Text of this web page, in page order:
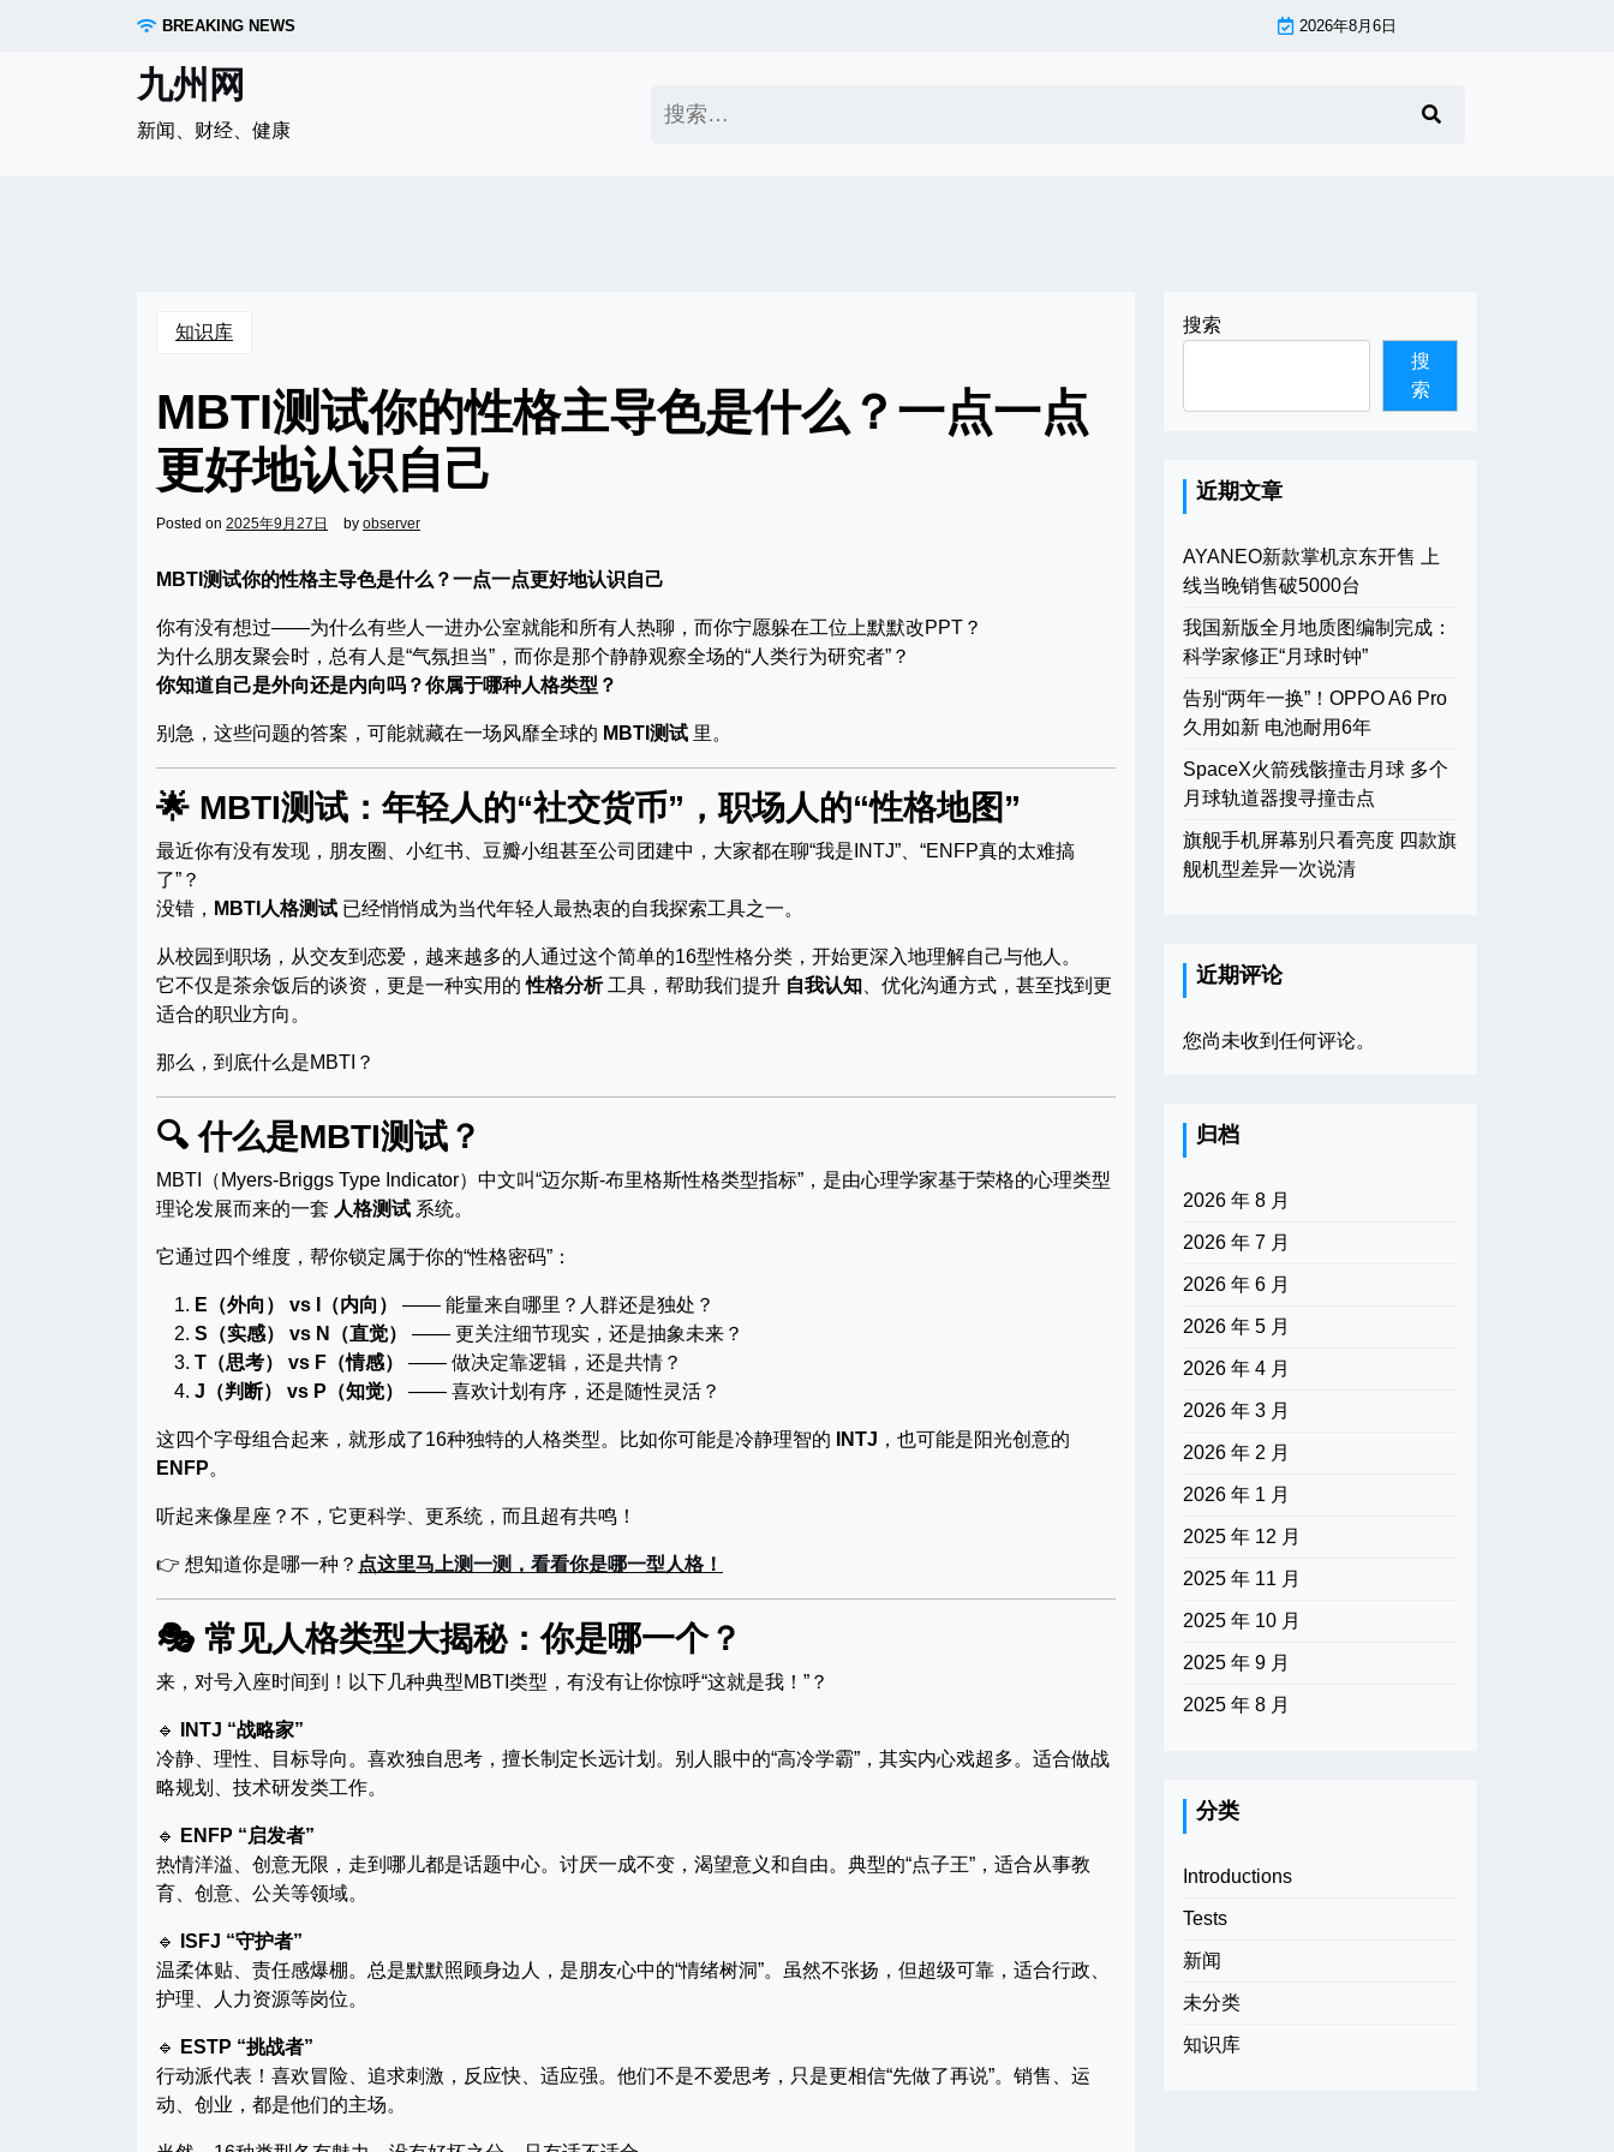
BREAKING NEWS 2026年8月6日
九州网
新闻、财经、健康
索：
知识库
MBTI测试你的性格主导色是什么？一点一点
更好地认识自己
Posted on 2025年9月27日 by observer
MBTI测试你的性格主导色是什么？一点一点更好地认识自己
你有没有想过——为什么有些人一进办公室就能和所有人热聊，而你宁愿躲在工位上默默改PPT？
为什么朋友聚会时，总有人是“气氛担当”，而你是那个静静观察全场的“人类行为研究者”？
你知道自己是外向还是内向吗？你属于哪种人格类型？
别急，这些问题的答案，可能就藏在一场风靡全球的 MBTI测试 里。
🌟 MBTI测试：年轻人的“社交货币”，职场人的“性格地图”
最近你有没有发现，朋友圈、小红书、豆瓣小组甚至公司团建中，大家都在聊“我是INTJ”、“ENFP真的太难搞
了”？
没错， MBTI人格测试 已经悄悄成为当代年轻人最热衷的自我探索工具之一。
从校园到职场，从交友到恋爱，越来越多的人通过这个简单的16型性格分类，开始更深入地理解自己与他人。
它不仅是茶余饭后的谈资，更是一种实用的性格分析工具，帮助我们提升 自我认知 、优化沟通方式，甚至找到更
适合的职业方向。
那么，到底什么是MBTI？
🔍 什么是MBTI测试？
MBTI（Myers-Briggs Type Indicator）中文叫“迈尔斯-布里格斯性格类型指标”，是由心理学家基于荣格的心理类型
理论发展而来的一套 人格测试 系统。
它通过四个维度，帮你锁定属于你的“性格密码”：
E（外向） vs I（内向）
—— 能量来自哪里？人群还是独处？
S（实感） vs N（直觉）
—— 更关注细节现实，还是抽象未来？
T（思考） vs F（情感）
—— 做决定靠逻辑，还是共情？
J（判断） vs P（知觉）
—— 喜欢计划有序，还是随性灵活？
这四个字母组合起来，就形成了16种独特的人格类型。比如你可能是冷静理智的 INTJ ，也可能是阳光创意的
ENFP。
听起来像星座？不，它更科学、更系统，而且超有共鸣！
👉 想知道你是哪一种？ 点这里马上测一测，看看你是哪一型人格！
🎭 常见人格类型大揭秘：你是哪一个？
来，对号入座时间到！以下几种典型MBTI类型，有没有让你惊呼“这就是我！”？
🔹
INTJ “战略家”
冷静、理性、目标导向。喜欢独自思考，擅长制定长远计划。别人眼中的“高冷学霸”，其实内心戏超多。适合做战
略规划、技术研发类工作。
🔹
ENFP “启发者”
热情洋溢、创意无限，走到哪儿都是话题中心。讨厌一成不变，渴望意义和自由。典型的“点子王”，适合从事教
育、创意、公关等领域。
🔹
ISFJ “守护者”
温柔体贴、责任感爆棚。总是默默照顾身边人，是朋友心中的“情绪树洞”。虽然不张扬，但超级可靠，适合行政、
护理、人力资源等岗位。
🔹
ESTP “挑战者”
行动派代表！喜欢冒险、追求刺激，反应快、适应强。他们不是不爱思考，只是更相信“先做了再说”。销售、运
动、创业，都是他们的主场。
搜索
搜
索
近期文章
AYANEO新款掌机京东开售 上
线当晚销售破5000台
我国新版全月地质图编制完成：
科学家修正“月球时钟”
告别“两年一换”！OPPO A6 Pro
久用如新 电池耐用6年
SpaceX火箭残骸撞击月球 多个
月球轨道器搜寻撞击点
旗舰手机屏幕别只看亮度 四款旗
舰机型差异一次说清
近期评论
您尚未收到任何评论。
归档
2026 年 8 月
2026 年 7 月
2026 年 6 月
2026 年 5 月
2026 年 4 月
2026 年 3 月
2026 年 2 月
2026 年 1 月
2025 年 12 月
2025 年 11 月
2025 年 10 月
2025 年 9 月
2025 年 8 月
分类
Introductions
Tests
新闻
未分类
知识库